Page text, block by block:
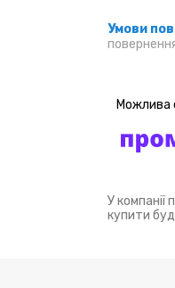
У компанії
купити